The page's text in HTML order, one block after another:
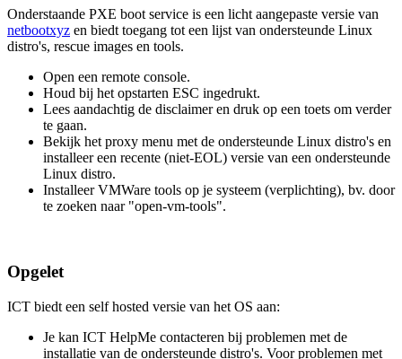
Onderstaande PXE boot service is een licht aangepaste versie van
netbootxyz en biedt toegang tot een lijst van ondersteunde Linux
distro's, rescue images en tools.
Open een remote console.
Houd bij het opstarten ESC ingedrukt.
Lees aandachtig de disclaimer en druk op een toets om verder
te gaan.
Bekijk het proxy menu met de ondersteunde Linux distro's en
installeer een recente (niet-EOL) versie van een ondersteunde
Linux distro.
Installeer VMWare tools op je systeem (verplichting), bv. door
te zoeken naar "open-vm-tools".
Opgelet
ICT biedt een self hosted versie van het OS aan:
Je kan ICT HelpMe contacteren bij problemen met de
installatie van de ondersteunde distro's. Voor problemen met